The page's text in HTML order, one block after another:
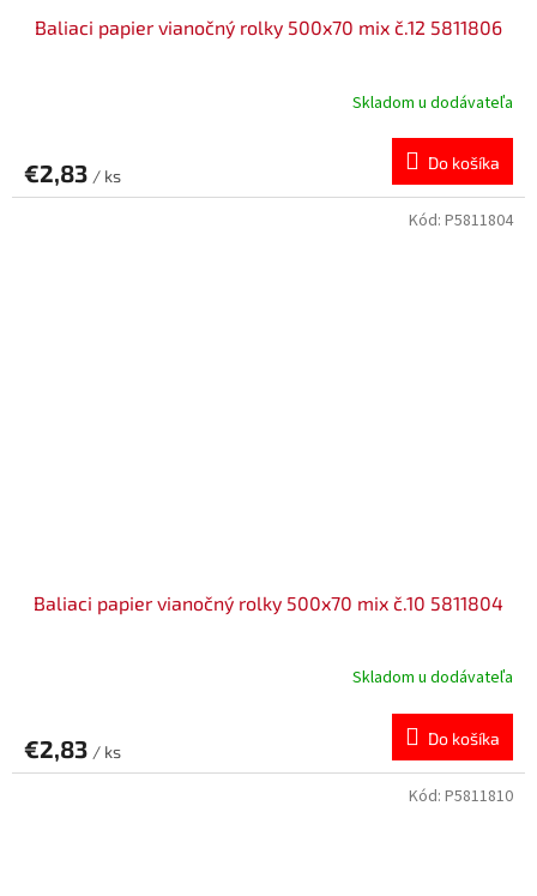
Baliaci papier vianočný rolky 500x70 mix č.12 5811806
Skladom u dodávateľa
€2,83 / ks
Do košíka
Baliaci papier vianočný rolky 500x70 mix č.10 5811804
Skladom u dodávateľa
€2,83 / ks
Do košíka
Kód: P5811804
Kód: P5811810